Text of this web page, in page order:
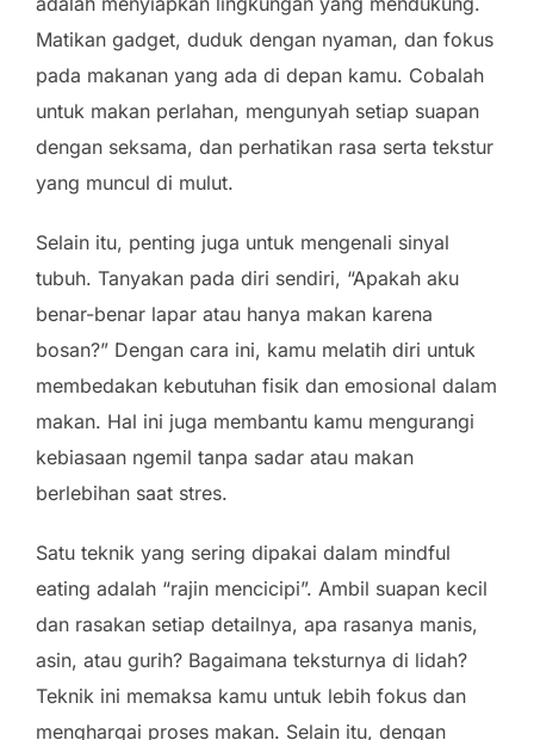
Matikan gadget, duduk dengan nyaman, dan fokus
pada makanan yang ada di depan kamu. Cobalah
untuk makan perlahan, mengunyah setiap suapan
dengan seksama, dan perhatikan rasa serta tekstur
yang muncul di mulut.
Selain itu, penting juga untuk mengenali sinyal
tubuh. Tanyakan pada diri sendiri, “Apakah aku
benar-benar lapar atau hanya makan karena
bosan?” Dengan cara ini, kamu melatih diri untuk
membedakan kebutuhan fisik dan emosional dalam
makan. Hal ini juga membantu kamu mengurangi
kebiasaan ngemil tanpa sadar atau makan
berlebihan saat stres.
Satu teknik yang sering dipakai dalam mindful
eating adalah “rajin mencicipi”. Ambil suapan kecil
dan rasakan setiap detailnya, apa rasanya manis,
asin, atau gurih? Bagaimana teksturnya di lidah?
Teknik ini memaksa kamu untuk lebih fokus dan
menghargai proses makan. Selain itu, dengan